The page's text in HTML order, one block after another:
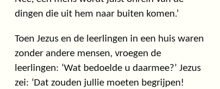
dingen die uit hem naar buiten komen.’
Toen Jezus en de leerlingen in een huis waren
zonder andere mensen, vroegen de
leerlingen: ‘Wat bedoelde u daarmee?’ Jezus
zei: ‘Dat zouden jullie moeten begrijpen!